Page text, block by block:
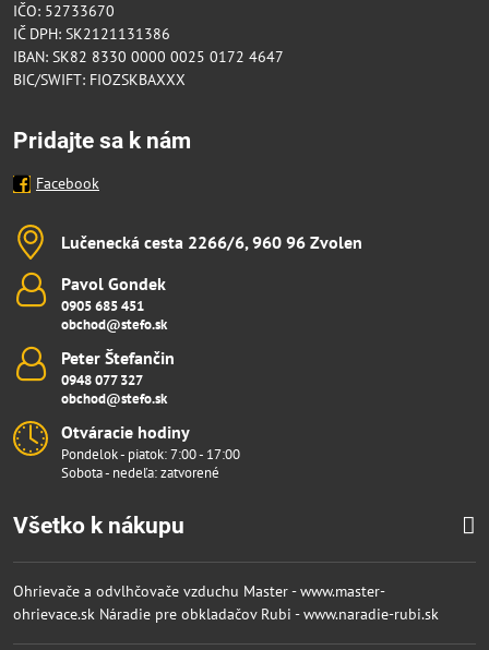
IČO: 52733670
IČ DPH: SK2121131386
IBAN: SK82 8330 0000 0025 0172 4647
BIC/SWIFT: FIOZSKBAXXX
Pridajte sa k nám
Facebook
Lučenecká cesta 2266/6, 960 96 Zvolen
Pavol Gondek
0905 685 451
obchod@stefo.sk
Peter Štefančin
0948 077 327
obchod@stefo.sk
Otváracie hodiny
Pondelok - piatok: 7:00 - 17:00
Sobota - nedeľa: zatvorené
Všetko k nákupu
Ohrievače a odvlhčovače vzduchu Master - www.master-
ohrievace.sk Náradie pre obkladačov Rubi - www.naradie-rubi.sk